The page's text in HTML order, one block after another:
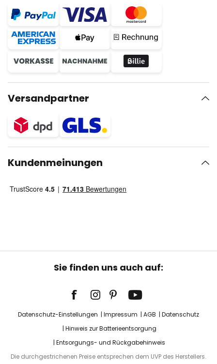
Versandpartner
Kundenmeinungen
Sie finden uns auch auf:
Datenschutz-Einstellungen Impressum AGB
Datenschutz
Hinweis zur Batterieentsorgung
Entsorgungs- und Rückgabehinweis
Die durchgestrichenen Preise entsprechen dem UVP des Herstellers.